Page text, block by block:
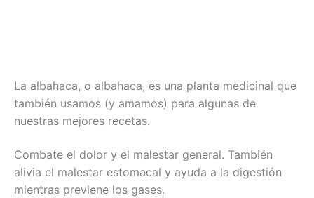
La albahaca, o albahaca, es una planta medicinal que
también usamos (y amamos) para algunas de
nuestras mejores recetas.
Combate el dolor y el malestar general. También
alivia el malestar estomacal y ayuda a la digestión
mientras previene los gases.